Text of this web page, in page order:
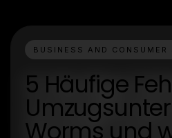
BUSINESS AND CONSUMER
5 Häufige
Worms und